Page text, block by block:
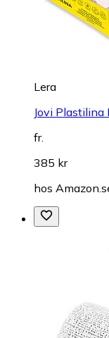
Lera
Jovi Plastilina
fr.
385 kr
hos